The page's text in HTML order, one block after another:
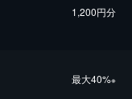
1,200円分
最⼤40%※